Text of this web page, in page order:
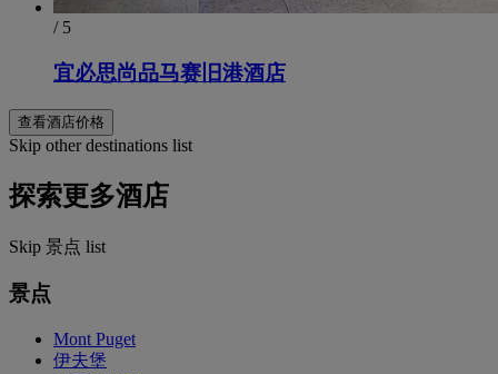
/ 5
宜必思尚品马赛旧港酒店
查看酒店价格
Skip other destinations list
探索更多酒店
Skip 景点 list
景点
Mont Puget
伊夫堡